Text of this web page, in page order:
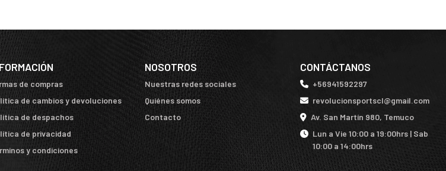
de compras
de cambios y devoluciones
de despachos
de privacidad
y condiciones
NOSOTROS
Nuestras redes sociales
Quiénes somos
Contacto
CONTÁCTANOS
+56941592297
revolucionsportscl@gmail.com
Av. San Martín 980, Temuco
Lun a Vie 10:00 a 19:00hrs | Sab
10:00 a 14:00hrs